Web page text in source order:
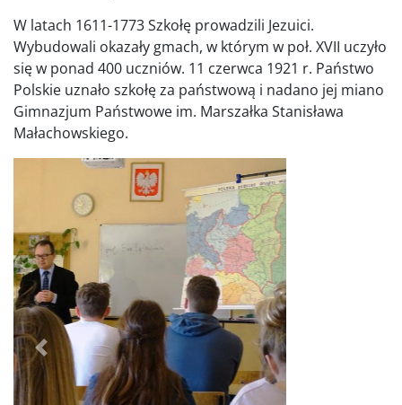
W latach 1611-1773 Szkołę prowadzili Jezuici.
Wybudowali okazały gmach, w którym w poł. XVII uczyło
się w ponad 400 uczniów. 11 czerwca 1921 r. Państwo
Polskie uznało szkołę za państwową i nadano jej miano
Gimnazjum Państwowe im. Marszałka Stanisława
Małachowskiego.
Poprzednie